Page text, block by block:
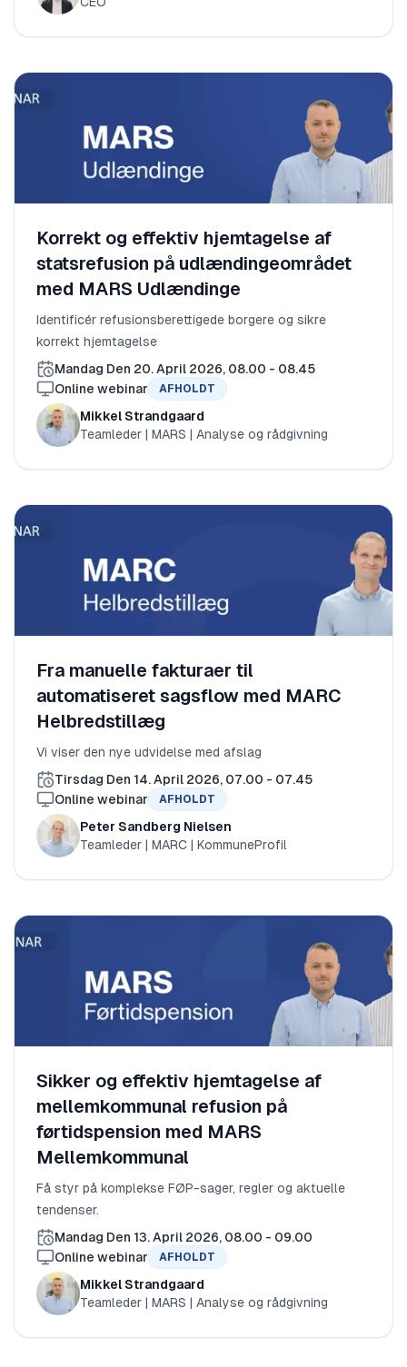
Korrekt og effektiv hjemtagelse af
statsrefusion på udlændingeområdet
med MARS Udlændinge
Identificér refusionsberettigede borgere og sikre
korrekt hjemtagelse
Mandag Den 20. April 2026, 08.00 - 08.45
Online webinar
AFHOLDT
Mikkel Strandgaard
Teamleder | MARS | Analyse og rådgivning
Fra manuelle fakturaer til
automatiseret sagsflow med MARC
Helbredstillæg
Vi viser den nye udvidelse med afslag
Tirsdag Den 14. April 2026, 07.00 - 07.45
Online webinar
AFHOLDT
Peter Sandberg Nielsen
Teamleder | MARC | KommuneProfil
Sikker og effektiv hjemtagelse af
mellemkommunal refusion på
førtidspension med MARS
Mellemkommunal
Få styr på komplekse FØP-sager, regler og aktuelle
tendenser.
Mandag Den 13. April 2026, 08.00 - 09.00
Online webinar
AFHOLDT
Mikkel Strandgaard
Teamleder | MARS | Analyse og rådgivning